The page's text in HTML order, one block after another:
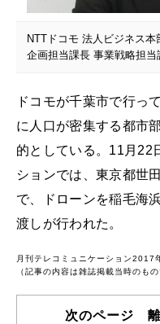
NTTドコモ 法人ビジネス
企画担当課長 事業戦略担当
ドコモが千葉市で行っ
に人口が密集する都市
的としている。11月22
ションでは、東京都世
で、ドローンを稲毛海
渡しが行われた。
月刊テレコミュニケーション2017
（記事の内容は雑誌掲載当時のも
次のページ